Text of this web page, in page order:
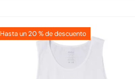
Hasta un 20 % de descuento